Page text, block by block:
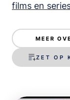
films en
MEER
ZET OP